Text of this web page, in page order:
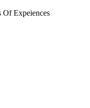
Of Expeiences